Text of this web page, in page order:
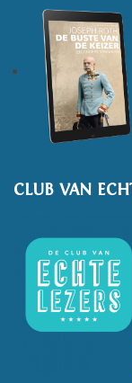
CLUB VAN